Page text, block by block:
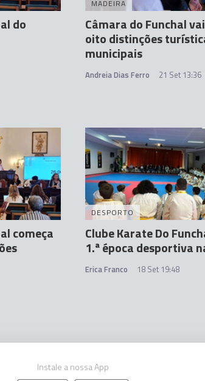
do
MADEIRA
Câmara do Funchal
oito distinções
municipais
Andreia Dias Ferro 21 Set 13:36
começa
DESPORTO
Clube Karate Do
1.ª época desportiva
Erica Franco 18 Set 19:48
Instale a nossa App